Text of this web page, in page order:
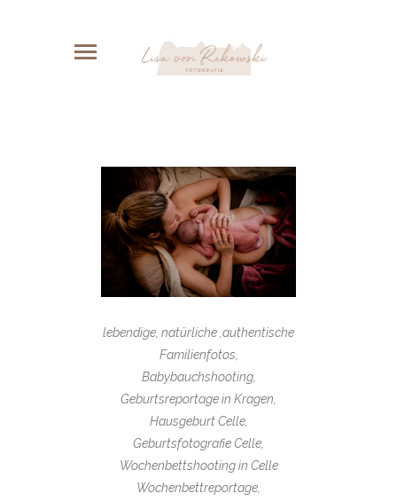
lebendige, natürliche ,authentische
Familienfotos,
Babybauchshooting,
Geburtsreportage in Kragen,
Hausgeburt Celle,
Geburtsfotografie Celle,
Wochenbettshooting in Celle
Wochenbettreportage,